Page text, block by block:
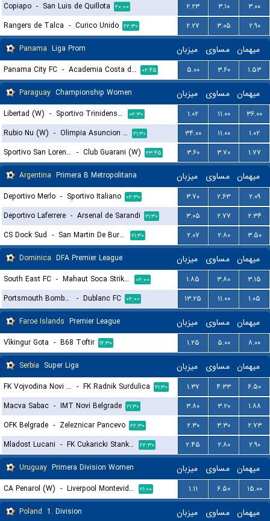
Copiapo - San Luis de Quillota ۲۰:۰۰ ۲.۲۳ ۳.۱۰
۳.۰۰
Rangers de Talca - Curico Unido ۲۲:۳۰ ۲.۲۷ ۳.۰۵
۲.۹۰
Panama Liga Prom میزبان مساوی میهمان
Panama City FC - Academia Costa del Este ۰۲:۴۵ ۵.۰۰ ۳.۶۰
۱.۵۳
Paraguay Championship Women میزبان مساوی میهمان
Libertad (W) - Sportivo Trinidense (W) ۰۲:۳۰ ۱.۰۲ ۱۱.۰۰
۳۶.۰۰
Rubio Nu (W) - Olimpia Asuncion (W) ۲۱:۳۰ ۳۴.۰۰ ۱۱.۰۰
۱.۰۲
Sportivo San Lorenzo (W) - Club Guarani (W) ۲۳:۴۵ ۳.۶۰ ۳.۷۰
۱.۷۷
Argentina Primera B Metropolitana میزبان مساوی میهمان
Deportivo Merlo - Sportivo Italiano ۰۲:۳۰ ۳.۷۰ ۲.۶۳
۲.۰۹
Deportivo Laferrere - Arsenal de Sarandi ۲۱:۳۰ ۳.۰۵ ۲.۷۷
۲.۳۴
CS Dock Sud - San Martin De Burzaco ۲۱:۳۰ ۲.۰۷ ۲.۸۰
۳.۵۰
Dominica DFA Premier League میزبان مساوی میهمان
South East FC - Mahaut Soca Strikers ۰۲:۰۰ ۱.۸۵ ۳.۸۰
۳.۱۵
Portsmouth Bombers FC
- Dublanc FC ۰۲:۰۰ ۱۳.۲۵ ۱۱.۰۰
۱.۰۵
Faroe Islands Premier League میزبان مساوی میهمان
Víkingur Gota - B68 Toftir ۱۷:۳۰ ۱.۲۵ ۵.۰۰
۸.۰۰
Serbia Super Liga میزبان مساوی میهمان
FK Vojvodina Novi Sad - FK Radnik Surdulica ۲۱:۳۰ ۱.۳۷ ۴.۳۳
۶.۵۰
Macva Sabac - IMT Novi Belgrade ۲۱:۳۰ ۳.۸۰ ۳.۲۰
۱.۸۸
OFK Belgrade - Zeleznicar Pancevo ۲۲:۳۰ ۲.۳۰ ۳.۳۰
۲.۷۳
Mladost Lucani - FK Cukaricki Stankom ۲۲:۳۰ ۲.۴۵ ۲.۸۰
۲.۹۰
Uruguay Primera Division Women میزبان مساوی میهمان
CA Penarol (W) - Liverpool Montevideo (W) ۲۱:۰۰ ۱.۱۱ ۶.۵۰
۱۵.۰۰
Poland 1. Division میزبان مساوی میهمان